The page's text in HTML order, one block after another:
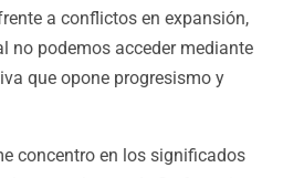
a conflictos en expansión,
no podemos acceder mediante
que opone progresismo y
concentro en los significados